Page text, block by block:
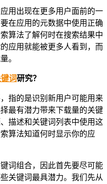
用出现在更多用户面前的一
在应用的元数据中使用正确
算法了解何时在搜索结果中
应用就能被更多人看到，而
。
词研究？
指的是识别新用户可能用来
最有潜力带来下载量的关键
描述和关键词列表中使用这
算法知道何时显示你的应
词组合，因此首先要尽可能
关键词最具潜力。我们先从